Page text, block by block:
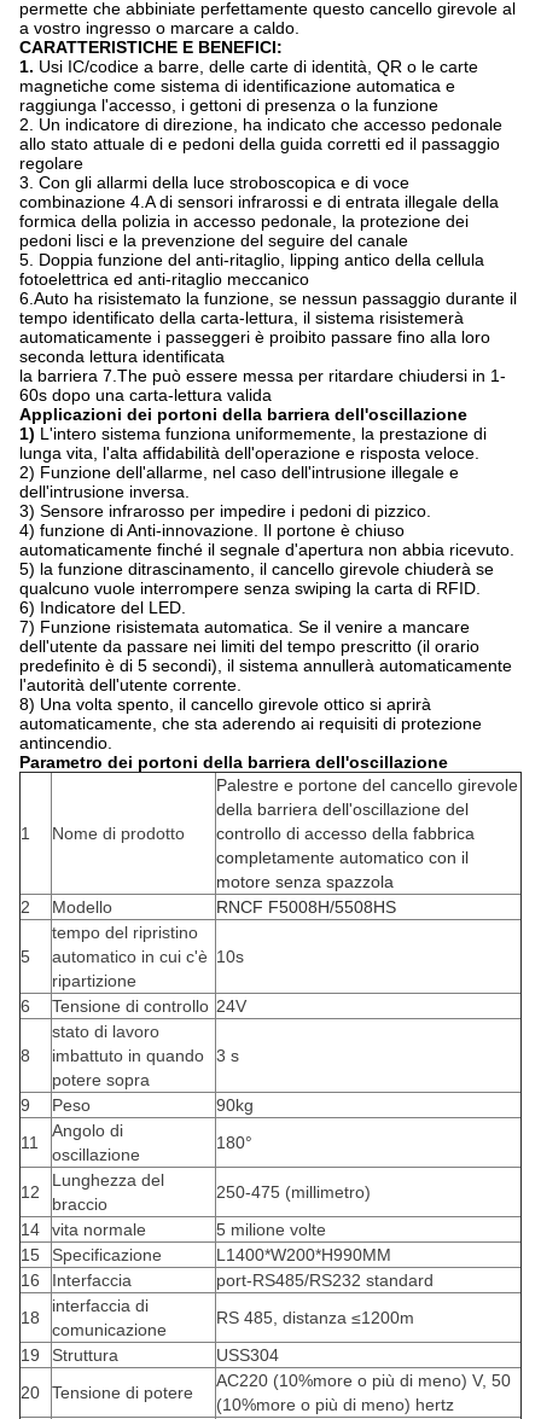
permette che abbiniate perfettamente questo cancello girevole al
a vostro ingresso o marcare a caldo.
CARATTERISTICHE E BENEFICI:
1. Usi IC/codice a barre, delle carte di identità, QR o le carte
magnetiche come sistema di identificazione automatica e
raggiunga l'accesso, i gettoni di presenza o la funzione
2. Un indicatore di direzione, ha indicato che accesso pedonale
allo stato attuale di e pedoni della guida corretti ed il passaggio
regolare
3. Con gli allarmi della luce stroboscopica e di voce
combinazione 4.A di sensori infrarossi e di entrata illegale della
formica della polizia in accesso pedonale, la protezione dei
pedoni lisci e la prevenzione del seguire del canale
5. Doppia funzione del anti-ritaglio, lipping antico della cellula
fotoelettrica ed anti-ritaglio meccanico
6.Auto ha risistemato la funzione, se nessun passaggio durante il
tempo identificato della carta-lettura, il sistema risistemerà
automaticamente i passeggeri è proibito passare fino alla loro
seconda lettura identificata
la barriera 7.The può essere messa per ritardare chiudersi in 1-
60s dopo una carta-lettura valida
Applicazioni dei portoni della barriera dell'oscillazione
1) L'intero sistema funziona uniformemente, la prestazione di
lunga vita, l'alta affidabilità dell'operazione e risposta veloce.
2) Funzione dell'allarme, nel caso dell'intrusione illegale e
dell'intrusione inversa.
3) Sensore infrarosso per impedire i pedoni di pizzico.
4) funzione di Anti-innovazione. Il portone è chiuso
automaticamente finché il segnale d'apertura non abbia ricevuto.
5) la funzione ditrascinamento, il cancello girevole chiuderà se
qualcuno vuole interrompere senza swiping la carta di RFID.
6) Indicatore del LED.
7) Funzione risistemata automatica. Se il venire a mancare
dell'utente da passare nei limiti del tempo prescritto (il orario
predefinito è di 5 secondi), il sistema annullerà automaticamente
l'autorità dell'utente corrente.
8) Una volta spento, il cancello girevole ottico si aprirà
automaticamente, che sta aderendo ai requisiti di protezione
antincendio.
Parametro dei portoni della barriera dell'oscillazione
1 Nome di prodotto
Palestre e portone del cancello girevole
della barriera dell'oscillazione del
controllo di accesso della fabbrica
completamente automatico con il
motore senza spazzola
2
Modello RNCF F5008H/5508HS
5
tempo del ripristino
automatico in cui c'è
ripartizione
10s
6 Tensione di controllo 24V
8
stato di lavoro
imbattuto in quando
potere sopra
3 s
9 Peso
90kg
11
Angolo di
oscillazione
180°
12
Lunghezza del
braccio
250-475 (millimetro)
14
vita normale
5 milione volte
15
Specificazione
L1400*W200*H990MM
16
Interfaccia
port-RS485/RS232 standard
18
interfaccia di
comunicazione
RS 485, distanza ≤1200m
19
Struttura
USS304
20
Tensione di potere
AC220 (10%more o più di meno) V, 50
(10%more o più di meno) hertz